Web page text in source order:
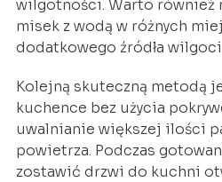
wilgotności. Warto również
misek z wodą w różnych
dodatkowego źródła
Kolejną skuteczną metodą
kuchence bez użycia
uwalnianie większej ilości
powietrza. Podczas
zostawić drzwi do kuchni